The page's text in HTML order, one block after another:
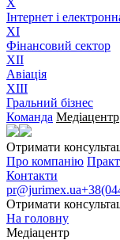
X
Інтернет і
XI
Фінансовий сектор
XII
Авіація
XIII
Гральний бізнес
Команда Медіацентр
Отримати
Про компанію
Контакти
pr@jurimex.ua
Отримати
На головну
Медіацентр